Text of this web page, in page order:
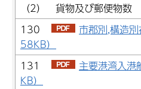
（2） 貨物及び郵便物数
130
市郡別,構造
58KB）
131
主要港湾入
KB）